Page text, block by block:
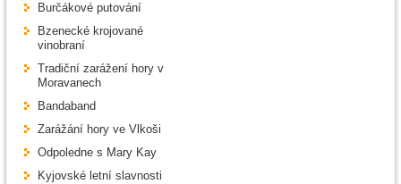
Burčákové putování
Bzenecké krojované
vinobraní
Tradiční zarážení hory v
Moravanech
Bandaband
Zarážání hory ve Vlkoši
Odpoledne s Mary Kay
Kyjovské letní slavnosti